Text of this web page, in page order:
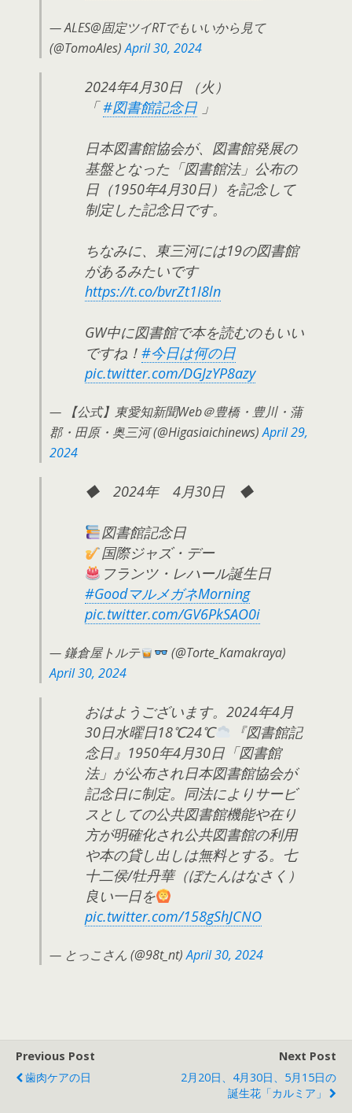
— ALES@固定ツイRTでもいいから見て
(@TomoAles)April 30, 2024
2024年4月30日 （火）
「#図書館記念日」
日本図書館協会が、図書館発展の
基盤となった「図書館法」公布の
日（1950年4月30日）を記念して
制定した記念日です。
ちなみに、東三河には19の図書館
があるみたいです
https://t.co/bvrZt1I8ln
GW中に図書館で本を読むのもいい
ですね！ #今日は何の日
pic.twitter.com/DGJzYP8azy
— 【公式】東愛知新聞Web＠豊橋・豊川・蒲
郡・田原・奥三河 (@Higasiaichinews)April 29,
2024
◆ 2024年 4月30日 ◆
図書館記念日
国際ジャズ・デー
フランツ・レハール誕生日
#GoodマルメガネMorning
pic.twitter.com/GV6PkSAO0i
— 鎌倉屋トルテ
(@Torte_Kamakraya)
April 30, 2024
おはようございます。2024年4月
30日水曜日18℃24℃
『図書館記
念日』1950年4月30日「図書館
法」が公布され日本図書館協会が
記念日に制定。同法によりサービ
スとしての公共図書館機能や在り
方が明確化され公共図書館の利用
や本の貸し出しは無料とする。七
十二侯/牡丹華（ぼたんはなさく）
良い一日を
pic.twitter.com/158gShJCNO
— とっこさん (@98t_nt)April 30, 2024
Previous Post
歯肉ケアの日
Next Post
2月20日、4月30日、5月15日の
誕生花「カルミア」